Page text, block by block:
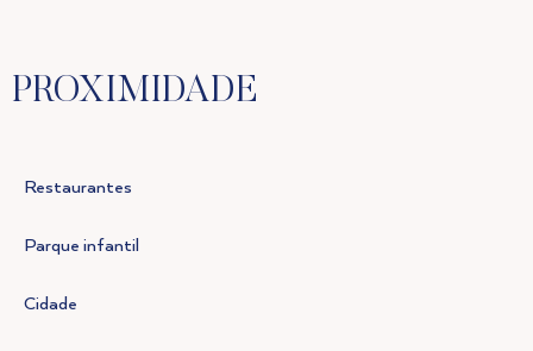
PROXIMIDADE
Restaurantes
Parque infantil
Cidade